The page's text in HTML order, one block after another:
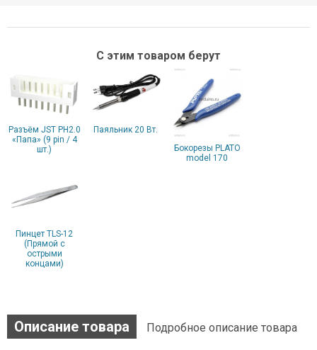
С этим товаром берут
Разъём JST PH2.0
«Папа» (9 pin / 4
шт.)
Паяльник 20 Вт.
Бокорезы PLATO
model 170
Пинцет TLS-12
(Прямой с
острыми
концами)
Описание товара Подробное описание товара